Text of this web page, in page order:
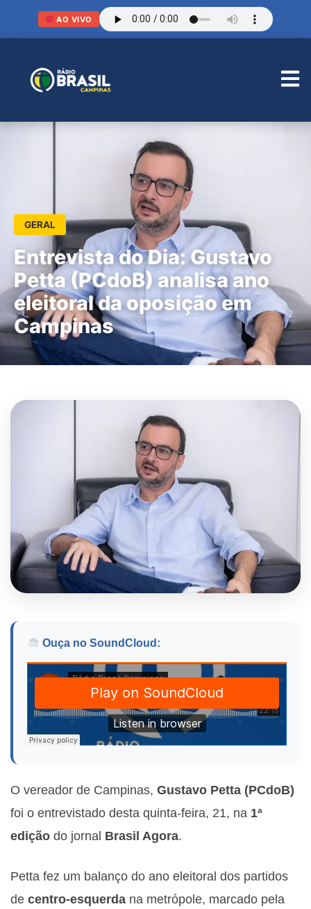
AO VIVO
GERAL
Entrevista do Dia: Gustavo
Petta (PCdoB) analisa ano
eleitoral da oposição em
Campinas
Ouça no SoundCloud:
O vereador de Campinas, Gustavo Petta (PCdoB)
foi o entrevistado desta quinta-feira, 21, na 1ª
edição do jornal Brasil Agora.
Petta fez um balanço do ano eleitoral dos partidos
de centro-esquerda na metrópole, marcado pela